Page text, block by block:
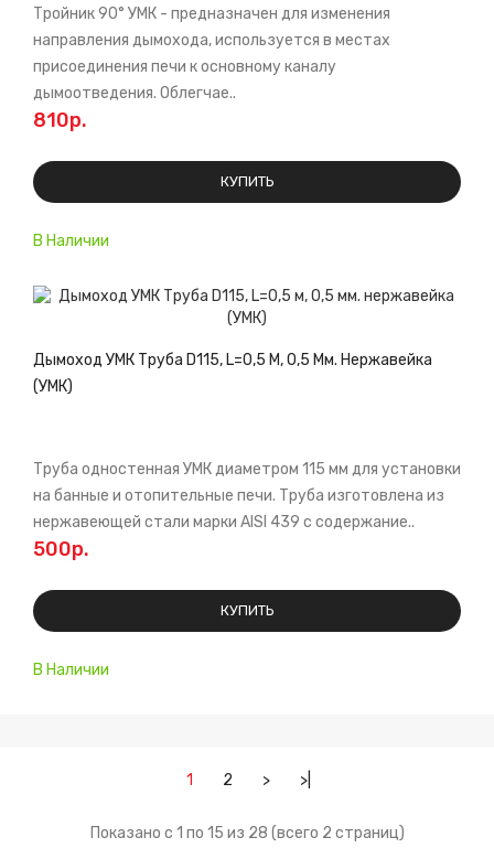
В Наличии
Тройник 90° УМК - предназначен для изменения
направления дымохода, используется в местах
присоединения печи к основному каналу
дымоотведения. Облегчае..
810р.
КУПИТЬ
В Наличии
Дымоход УМК Труба D115, L=0,5 М, 0,5 Мм. Нержавейка
(УМК)
Труба одностенная УМК диаметром 115 мм для установки
на банные и отопительные печи. Труба изготовлена из
нержавеющей стали марки AISI 439 с содержание..
500р.
КУПИТЬ
1 2 > >|
Показано с 1 по 15 из 28 (всего 2 страниц)